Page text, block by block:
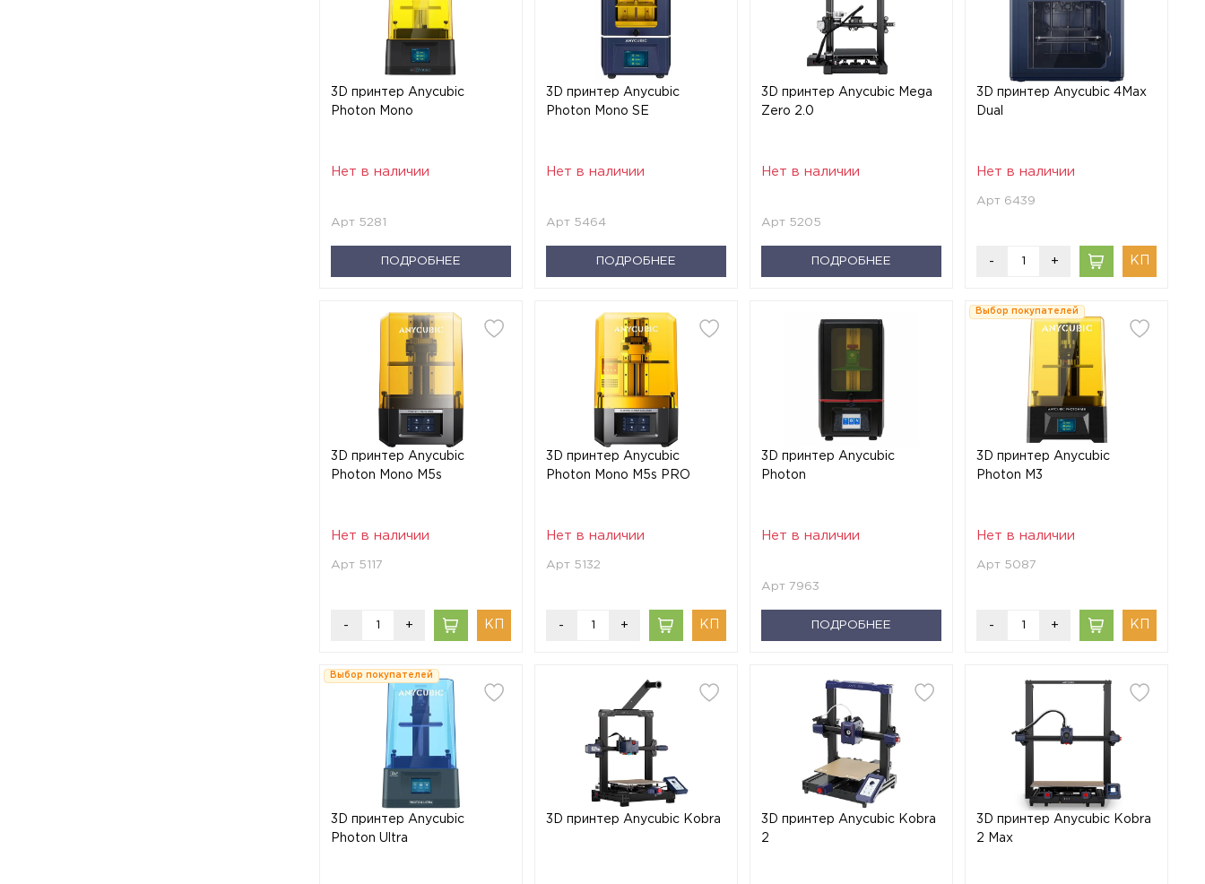
3D принтер Anycubic
Photon Mono
Нет в наличии
Арт 5281
ПОДРОБНЕЕ
3D принтер Anycubic
Photon Mono SE
Нет в наличии
Арт 5464
ПОДРОБНЕЕ
3D принтер Anycubic Mega
Zero 2.0
Нет в наличии
Арт 5205
ПОДРОБНЕЕ
3D принтер Anycubic 4Max
Dual
Нет в наличии
Арт 6439
- +
3D принтер Anycubic
Photon Mono M5s
Нет в наличии
Арт 5117
- +
3D принтер Anycubic
Photon Mono M5s PRO
Нет в наличии
Арт 5132
- +
3D принтер Anycubic
Photon
Нет в наличии
Арт 7963
ПОДРОБНЕЕ
Выбор покупателей
3D принтер Anycubic
Photon M3
Нет в наличии
Арт 5087
- +
Выбор покупателей
3D принтер Anycubic
Photon Ultra
3D принтер Anycubic Kobra
3D принтер Anycubic Kobra
2
3D принтер Anycubic Kobra
2 Max